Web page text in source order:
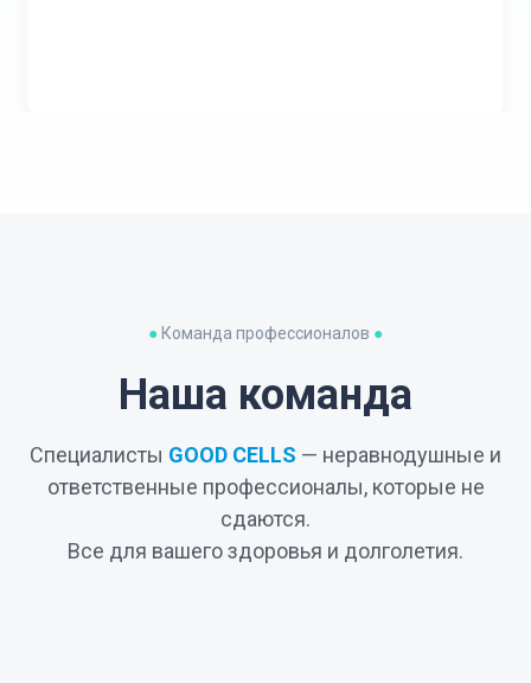
● Команда профессионалов ●
Наша команда
Специалисты GOOD CELLS — неравнодушные и
ответственные профессионалы, которые не
сдаются.
Все для вашего здоровья и долголетия.